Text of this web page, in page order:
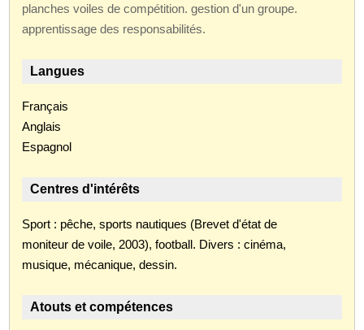
planches voiles de compétition. gestion d'un groupe.
apprentissage des responsabilités.
Langues
Français
Anglais
Espagnol
Centres d'intérêts
Sport : pêche, sports nautiques (Brevet d'état de
moniteur de voile, 2003), football. Divers : cinéma,
musique, mécanique, dessin.
Atouts et compétences